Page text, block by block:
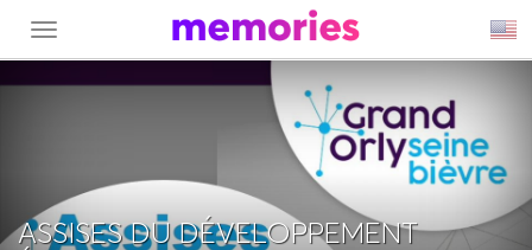
MENU
ASSISES DU DÉVELOPPEMENT